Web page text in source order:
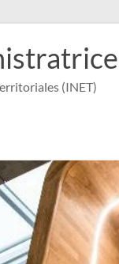
(INET)